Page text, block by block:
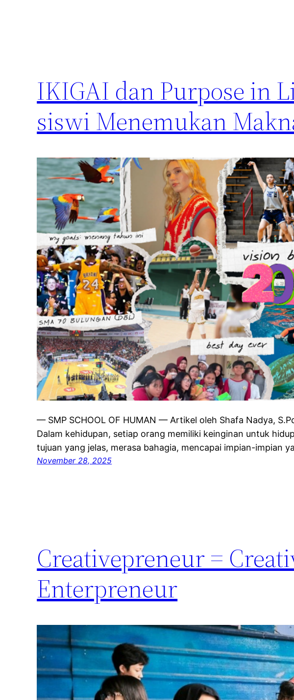
IKIGAI dan Purpose in
siswi Menemukan
— SMP SCHOOL OF HUMAN — Artikel oleh Shafa Nadya,
Dalam kehidupan, setiap orang memiliki keinginan untuk
tujuan yang jelas, merasa bahagia, mencapai impian-impian
November 28, 2025
Creativepreneur =
Enterpreneur